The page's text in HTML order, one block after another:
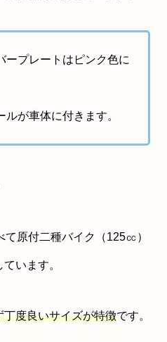
ープレートはピンク色に
が車体に付きます。
原付二種バイク（125㏄）
います。
丁度良いサイズが特徴です。